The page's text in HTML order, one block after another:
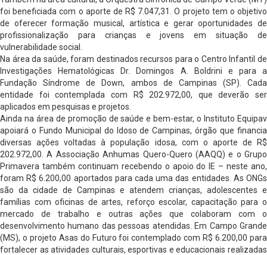
foi beneficiada com o aporte de R$ 7.047,31. O projeto tem o objetivo
de oferecer formação musical, artística e gerar oportunidades de
profissionalização para crianças e jovens em situação de
vulnerabilidade social.
Na área da saúde, foram destinados recursos para o Centro Infantil de
Investigações Hematológicas Dr. Domingos A. Boldrini e para a
Fundação Síndrome de Down, ambos de Campinas (SP). Cada
entidade foi contemplada com R$ 202.972,00, que deverão ser
aplicados em pesquisas e projetos.
Ainda na área de promoção de saúde e bem-estar, o Instituto Equipav
apoiará o Fundo Municipal do Idoso de Campinas, órgão que financia
diversas ações voltadas à população idosa, com o aporte de R$
202.972,00. A Associação Anhumas Quero-Quero (AAQQ) e o Grupo
Primavera também continuam recebendo o apoio do IE – neste ano,
foram R$ 6.200,00 aportados para cada uma das entidades. As ONGs
são da cidade de Campinas e atendem crianças, adolescentes e
famílias com oficinas de artes, reforço escolar, capacitação para o
mercado de trabalho e outras ações que colaboram com o
desenvolvimento humano das pessoas atendidas. Em Campo Grande
(MS), o projeto Asas do Futuro foi contemplado com R$ 6.200,00 para
fortalecer as atividades culturais, esportivas e educacionais realizadas